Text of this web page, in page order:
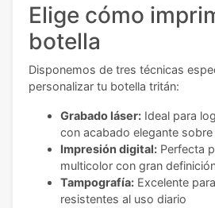
Elige cómo
botella
Disponemos de tres técnicas
personalizar tu botella tritán:
Grabado láser: Ideal para
con acabado elegante
Impresión digital: Perfecta
multicolor con gran
Tampografía: Excelente
resistentes al uso diario